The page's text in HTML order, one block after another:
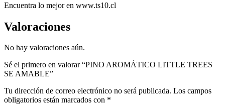
Encuentra lo mejor en www.ts10.cl
Valoraciones
No hay valoraciones aún.
Sé el primero en valorar “PINO AROMÁTICO LITTLE TREES
SE AMABLE”
Tu dirección de correo electrónico no será publicada. Los campos
obligatorios están marcados con *